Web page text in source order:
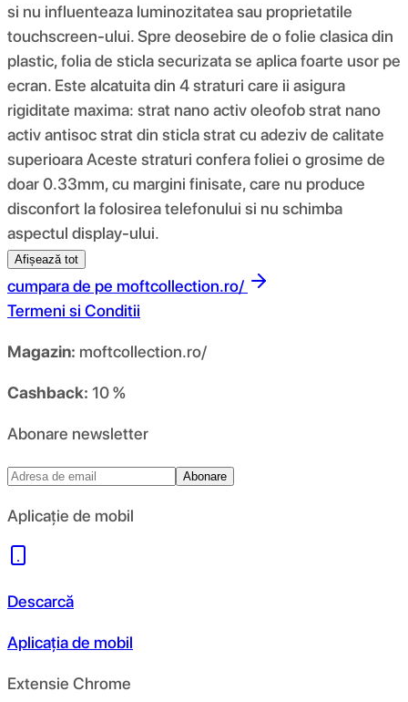
si nu influenteaza luminozitatea sau proprietatile
touchscreen-ului. Spre deosebire de o folie clasica din
plastic, folia de sticla securizata se aplica foarte usor pe
ecran. Este alcatuita din 4 straturi care ii asigura
rigiditate maxima: strat nano activ oleofob strat nano
activ antisoc strat din sticla strat cu adeziv de calitate
superioara Aceste straturi confera foliei o grosime de
doar 0.33mm, cu margini finisate, care nu produce
disconfort la folosirea telefonului si nu schimba
aspectul display-ului.
Afișează tot
cumpara de pe moftcollection.ro/
Termeni si Conditii
Magazin: moftcollection.ro/
Cashback: 10 %
Abonare newsletter
Abonare
Aplicație de mobil
Descarcă
Aplicația de mobil
Extensie Chrome